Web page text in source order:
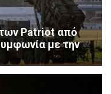
Patriot από
με την